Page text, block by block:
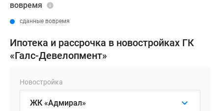
вовремя
сданные вовремя
Ипотека и рассрочка в новостройках ГК
«Галс-Девелопмент»
Новостройка